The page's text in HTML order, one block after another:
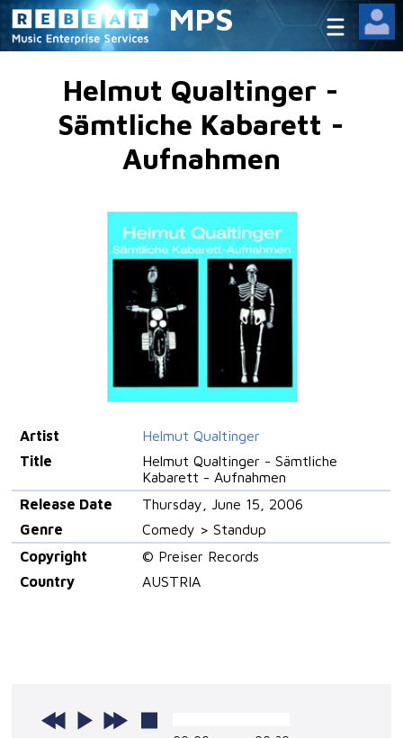
MPS
Helmut Qualtinger -
Sämtliche Kabarett -
Aufnahmen
Artist
Helmut Qualtinger
Title
Helmut Qualtinger - Sämtliche
Kabarett - Aufnahmen
Release Date
Thursday, June 15, 2006
Genre
Comedy > Standup
Copyright
© Preiser Records
Country
AUSTRIA